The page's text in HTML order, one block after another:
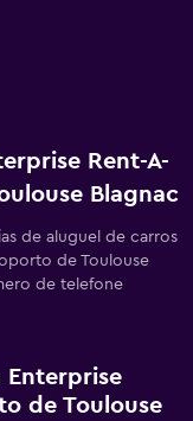
Rent-A-
Blagnac
de aluguel de carros
de Toulouse
de telefone
Enterprise
de Toulouse